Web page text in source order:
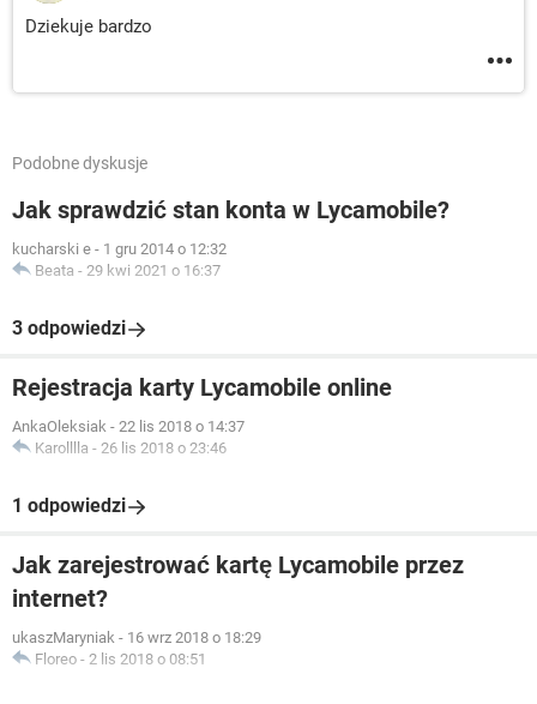
Dziekuje bardzo
Podobne dyskusje
Jak sprawdzić stan konta w Lycamobile?
kucharski e - 1 gru 2014 o 12:32
Beata - 29 kwi 2021 o 16:37
3 odpowiedzi
Rejestracja karty Lycamobile online
AnkaOleksiak - 22 lis 2018 o 14:37
Karolllla - 26 lis 2018 o 23:46
1 odpowiedzi
Jak zarejestrować kartę Lycamobile przez
internet?
ukaszMaryniak - 16 wrz 2018 o 18:29
Floreo - 2 lis 2018 o 08:51